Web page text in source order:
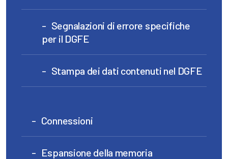
Segnalazioni di errore specifiche
per il DGFE
Stampa dei dati contenuti nel DGFE
Connessioni
Espansione della memoria